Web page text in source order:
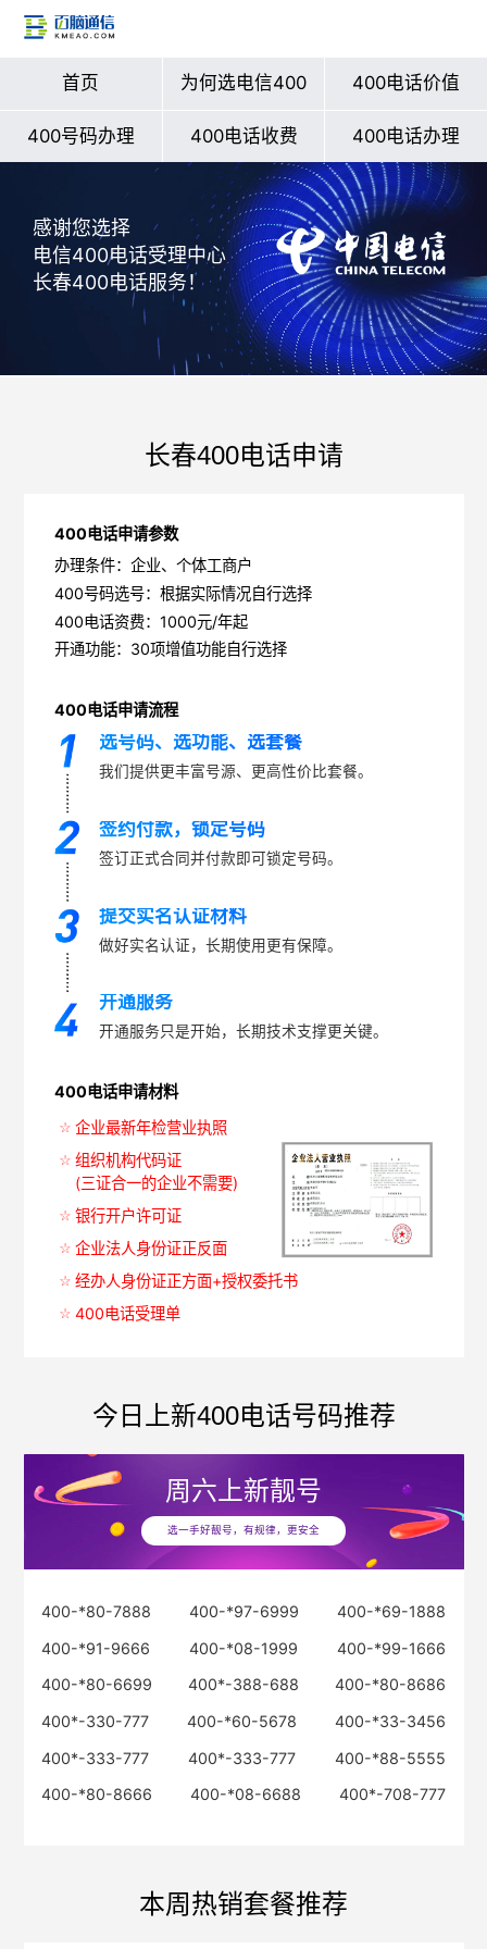
首页 为何选电信400 400电话价值
400号码办理 400电话收费 400电话办理
感谢您选择
电信400电话受理中心
长春400电话服务！
长春400电话申请
400电话申请参数
办理条件：企业、个体工商户
400号码选号：根据实际情况自行选择
400电话资费：1000元/年起
开通功能：30项增值功能自行选择
400电话申请流程
选号码、选功能、选套餐
我们提供更丰富号源、更高性价比套餐。
签约付款，锁定号码
签订正式合同并付款即可锁定号码。
提交实名认证材料
做好实名认证，长期使用更有保障。
开通服务
开通服务只是开始，长期技术支撑更关键。
400电话申请材料
企业最新年检营业执照
组织机构代码证
(三证合一的企业不需要)
银行开户许可证
企业法人身份证正反面
经办人身份证正方面+授权委托书
400电话受理单
今日上新400电话号码推荐
周六上新靓号
选一手好靓号，有规律，更安全
400-*80-7888 400-*97-6999
400-*69-1888
400-*91-9666
400-*08-1999
400-*99-1666
400-*80-6699
400*-388-688
400-*80-8686
400*-330-777
400-*60-5678
400-*33-3456
400*-333-777
400*-333-777
400-*88-5555
400-*80-8666
400-*08-6688 400*-708-777
本周热销套餐推荐